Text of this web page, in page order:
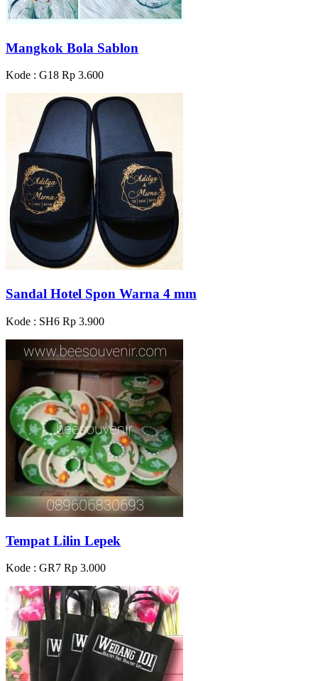
Mangkok Bola Sablon
Kode : G18 Rp 3.600
Sandal Hotel Spon Warna 4 mm
Kode : SH6 Rp 3.900
Tempat Lilin Lepek
Kode : GR7 Rp 3.000